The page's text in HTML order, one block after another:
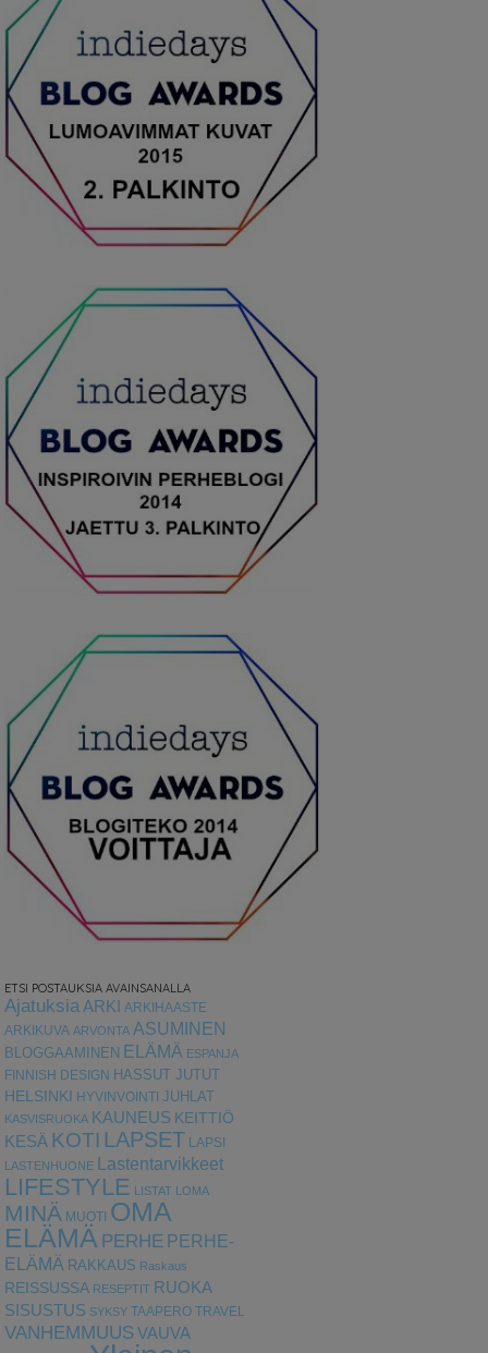
ETSI POSTAUKSIA AVAINSANALLA
AjatuksiaARKI ARKIHAASTE
ARKIKUVA ARVONTA ASUMINEN
BLOGGAAMINEN ELÄMÄ ESPANJA
FINNISH DESIGN HASSUT JUTUT
HELSINKI
HYVINVOINTI JUHLAT
KASVISRUOKA KAUNEUS KEITTIÖ
KESÄ KOTI LAPSET LAPSI
LASTENHUONE Lastentarvikkeet
LIFESTYLE LISTAT LOMA
MINÄ MUOTI OMA
ELÄMÄ PERHE PERHE-
ELÄMÄ RAKKAUS Raskaus
REISSUSSA RESEPTIT RUOKA
SISUSTUS SYKSY TAAPERO TRAVEL
VANHEMMUUS VAUVA